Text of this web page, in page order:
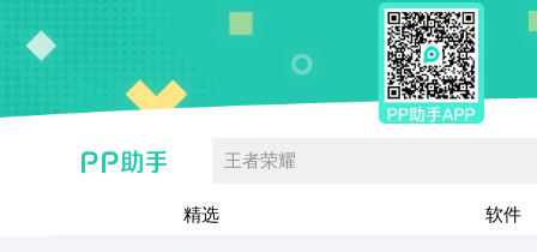
王者荣耀
精选 软件